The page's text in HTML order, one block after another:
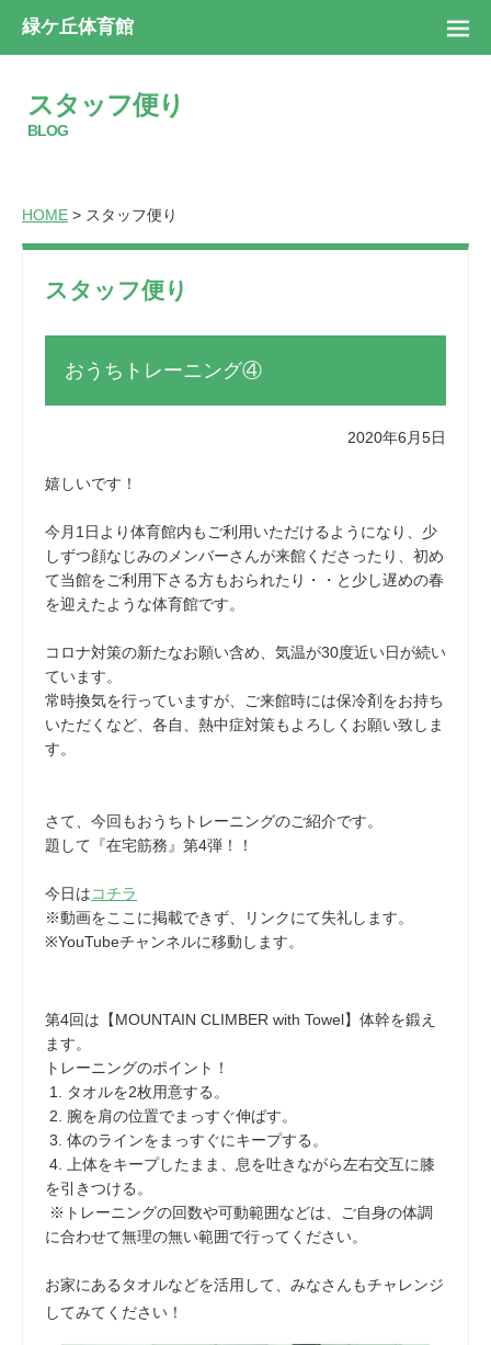
緑ケ丘体育館
スタッフ便り
BLOG
HOME > スタッフ便り
スタッフ便り
おうちトレーニング④
2020年6月5日
嬉しいです！
今月1日より体育館内もご利用いただけるようになり、少
しずつ顔なじみのメンバーさんが来館くださったり、初め
て当館をご利用下さる方もおられたり・・と少し遅めの春
を迎えたような体育館です。
コロナ対策の新たなお願い含め、気温が30度近い日が続い
ています。
常時換気を行っていますが、ご来館時には保冷剤をお持ち
いただくなど、各自、熱中症対策もよろしくお願い致しま
す。
さて、今回もおうちトレーニングのご紹介です。
題して『在宅筋務』第4弾！！
今日はコチラ
※動画をここに掲載できず、リンクにて失礼します。
※YouTubeチャンネルに移動します。
第4回は【MOUNTAIN CLIMBER with Towel】体幹を鍛え
ます。
トレーニングのポイント！
1. タオルを2枚用意する。
2. 腕を肩の位置でまっすぐ伸ばす。
3. 体のラインをまっすぐにキープする。
4. 上体をキープしたまま、息を吐きながら左右交互に膝
を引きつける。
※トレーニングの回数や可動範囲などは、ご自身の体調
に合わせて無理の無い範囲で行ってください。
お家にあるタオルなどを活用して、みなさんもチャレンジ
してみてください！